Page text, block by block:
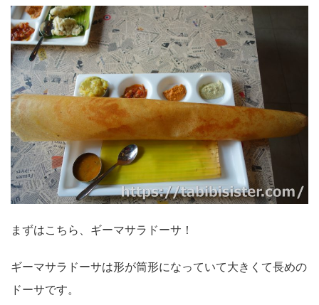
まずはこちら、ギーマサラドーサ！
ギーマサラドーサは形が筒形になっていて大きくて長めの
ドーサです。